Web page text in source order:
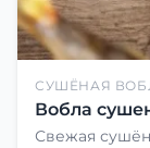
СУШЁНАЯ
Вобла
Свежая